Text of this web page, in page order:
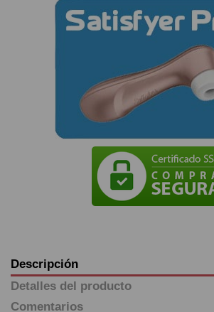
Descripción
Detalles del producto
Comentarios